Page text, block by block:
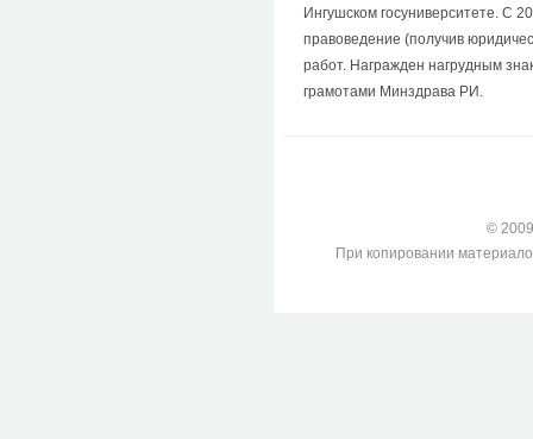
Ингушском госуниверситете. С
правоведение (получив
работ. Награжден нагрудным
грамотами Минздрава РИ.
©
При копировании